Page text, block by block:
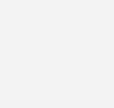
eine Betriebsstätte
in der die Investition
zum Zeitpunkt der